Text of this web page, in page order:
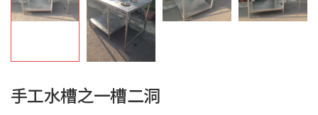
手工水槽之一槽二洞